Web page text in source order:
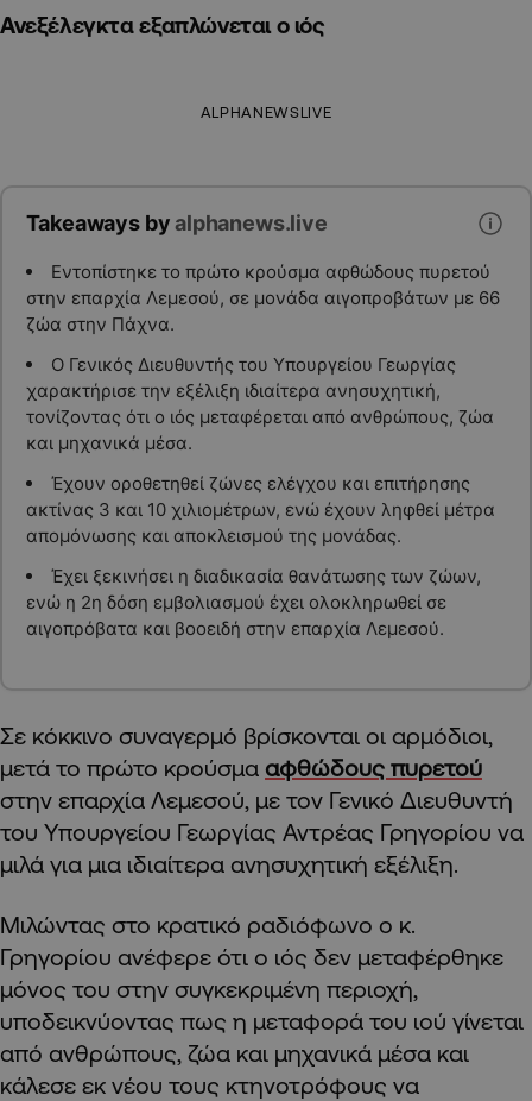
Ανεξέλεγκτα εξαπλώνεται ο ιός
ALPHANEWSLIVE
Takeaways byalphanews.live
Εντοπίστηκε το πρώτο κρούσμα αφθώδους πυρετού
στην επαρχία Λεμεσού, σε μονάδα αιγοπροβάτων με 66
ζώα στην Πάχνα.
Ο Γενικός Διευθυντής του Υπουργείου Γεωργίας
χαρακτήρισε την εξέλιξη ιδιαίτερα ανησυχητική,
τονίζοντας ότι ο ιός μεταφέρεται από ανθρώπους, ζώα
και μηχανικά μέσα.
Έχουν οροθετηθεί ζώνες ελέγχου και επιτήρησης
ακτίνας 3 και 10 χιλιομέτρων, ενώ έχουν ληφθεί μέτρα
απομόνωσης και αποκλεισμού της μονάδας.
Έχει ξεκινήσει η διαδικασία θανάτωσης των ζώων,
ενώ η 2η δόση εμβολιασμού έχει ολοκληρωθεί σε
αιγοπρόβατα και βοοειδή στην επαρχία Λεμεσού.
Σε κόκκινο συναγερμό βρίσκονται οι αρμόδιοι,
μετά το πρώτο κρούσμα αφθώδους πυρετού
στην επαρχία Λεμεσού, με τον Γενικό Διευθυντή
του Υπουργείου Γεωργίας Αντρέας Γρηγορίου να
μιλά για μια ιδιαίτερα ανησυχητική εξέλιξη.
Μιλώντας στο κρατικό ραδιόφωνο ο κ.
Γρηγορίου ανέφερε ότι ο ιός δεν μεταφέρθηκε
μόνος του στην συγκεκριμένη περιοχή,
υποδεικνύοντας πως η μεταφορά του ιού γίνεται
από ανθρώπους, ζώα και μηχανικά μέσα και
κάλεσε εκ νέου τους κτηνοτρόφους να